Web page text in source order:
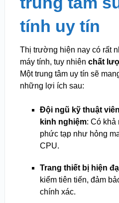
tính uy tín
Thị trường hiện nay có rất
máy tính, tuy nhiên chất
Một trung tâm uy tín sẽ
những lợi ích sau:
Đội ngũ kỹ thuật
kinh nghiệm: Có khả
phức tạp như hỏng
CPU.
Trang thiết bị hiện
kiểm tiên tiến, đảm
chính xác.